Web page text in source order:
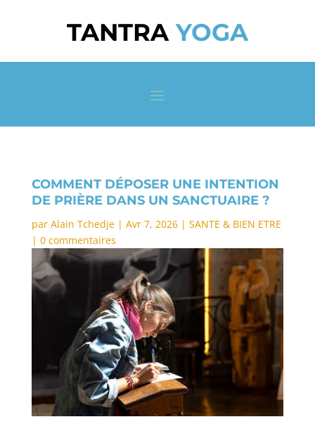
TANTRAYOGA
COMMENT DÉPOSER UNE INTENTION
DE PRIÈRE DANS UN SANCTUAIRE ?
par Alain Tchedje| Avr 7, 2026| SANTE & BIEN ETRE
| 0 commentaires